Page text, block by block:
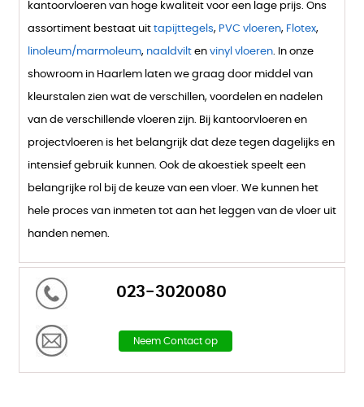
kantoorvloeren van hoge kwaliteit voor een lage prijs. Ons
assortiment bestaat uit tapijttegels, PVC vloeren, Flotex,
linoleum/marmoleum, naaldvilt en vinyl vloeren. In onze
showroom in Haarlem laten we graag door middel van
kleurstalen zien wat de verschillen, voordelen en nadelen
van de verschillende vloeren zijn. Bij kantoorvloeren en
projectvloeren is het belangrijk dat deze tegen dagelijks en
intensief gebruik kunnen. Ook de akoestiek speelt een
belangrijke rol bij de keuze van een vloer. We kunnen het
hele proces van inmeten tot aan het leggen van de vloer uit
handen nemen.
023-3020080
Neem Contact op